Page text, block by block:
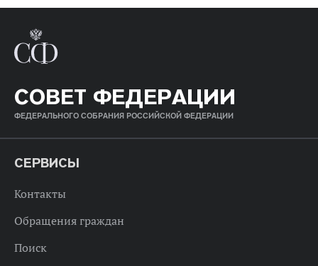
СОВЕТ ФЕДЕРАЦИИ
ФЕДЕРАЛЬНОГО СОБРАНИЯ РОССИЙСКОЙ ФЕДЕРАЦИИ
СЕРВИСЫ
Контакты
Обращения граждан
Поиск